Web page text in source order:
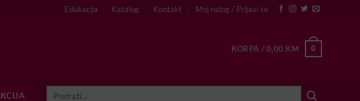
Edukacija Katalog Kontakt Moj nalog / Prijavi se
KORPA /0,00 KM 0